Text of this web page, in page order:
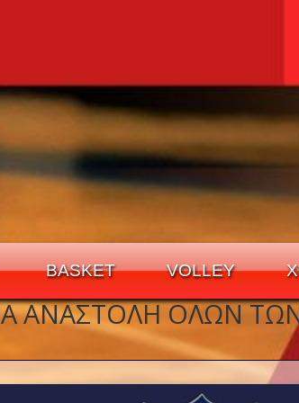
BASKET VOLLEY
ΑΝΑΣΤΟΛΗ ΌΛΩΝ